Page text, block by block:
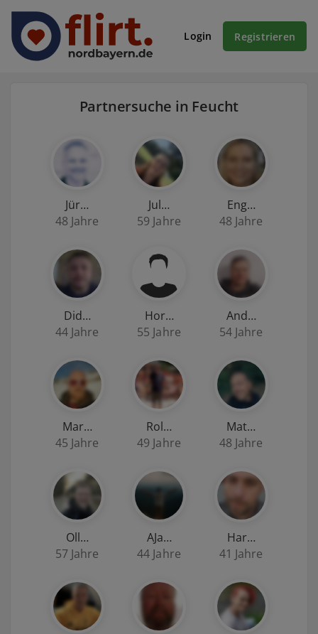
Login Registrieren
Partnersuche in Feucht
Jür…
48 Jahre
Jul…
59 Jahre
Eng…
48 Jahre
Did…
44 Jahre
Hor…
55 Jahre
And…
54 Jahre
Mar…
45 Jahre
Rol…
49 Jahre
Mat…
48 Jahre
Oll…
57 Jahre
AJa…
44 Jahre
Har…
41 Jahre